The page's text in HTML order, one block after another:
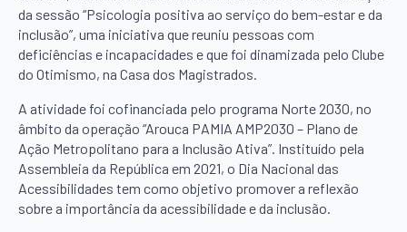
da sessão “Psicologia positiva ao serviço do bem-estar e da
inclusão”, uma iniciativa que reuniu pessoas com
deficiências e incapacidades e que foi dinamizada pelo Clube
do Otimismo, na Casa dos Magistrados.
A atividade foi cofinanciada pelo programa Norte 2030, no
âmbito da operação “Arouca PAMIA AMP2030 – Plano de
Ação Metropolitano para a Inclusão Ativa”. Instituído pela
Assembleia da República em 2021, o Dia Nacional das
Acessibilidades tem como objetivo promover a reflexão
sobre a importância da acessibilidade e da inclusão.